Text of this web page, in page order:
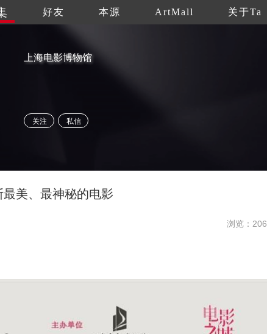
好友 本源 ArtMall 关于Ta
上海电影博物馆
关注 私信
美、最神秘的电影
浏览：206